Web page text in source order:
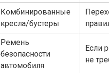
Комбинированные
кресла/бустеры
Ремень
безопасности
автомобиля
Если
не